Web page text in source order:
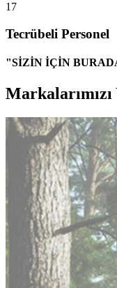
17
Tecrübeli Personel
"SİZİN İÇİN